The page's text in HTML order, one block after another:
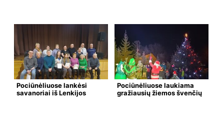
Pociūnėliuose lankėsi
savanoriai iš Lenkijos
Pociūnėliuose laukiama
gražiausių žiemos švenčių